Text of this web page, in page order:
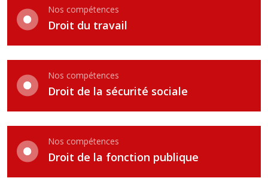
Nos compétences
Droit du travail
Nos compétences
Droit de la sécurité sociale
Nos compétences
Droit de la fonction publique